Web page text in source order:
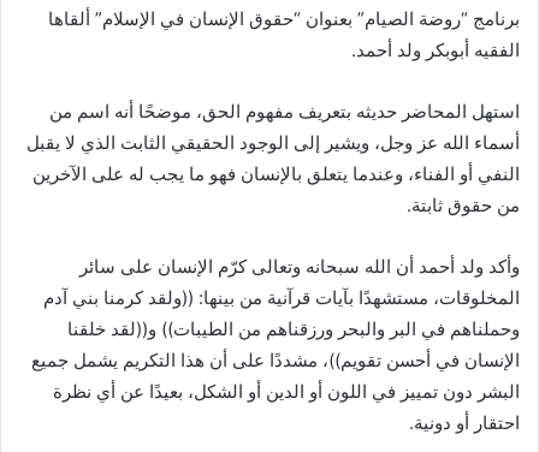
برنامج “روضة الصيام” بعنوان “حقوق الإنسان في الإسلام” ألقاها
الفقيه أبوبكر ولد أحمد.
استهل المحاضر حديثه بتعريف مفهوم الحق، موضحًا أنه اسم من
أسماء الله عز وجل، ويشير إلى الوجود الحقيقي الثابت الذي لا يقبل
النفي أو الفناء، وعندما يتعلق بالإنسان فهو ما يجب له على الآخرين
من حقوق ثابتة.
وأكد ولد أحمد أن الله سبحانه وتعالى كرّم الإنسان على سائر
المخلوقات، مستشهدًا بآيات قرآنية من بينها: ((ولقد كرمنا بني آدم
وحملناهم في البر والبحر ورزقناهم من الطيبات)) و((لقد خلقنا
الإنسان في أحسن تقويم))، مشددًا على أن هذا التكريم يشمل جميع
البشر دون تمييز في اللون أو الدين أو الشكل، بعيدًا عن أي نظرة
احتقار أو دونية.